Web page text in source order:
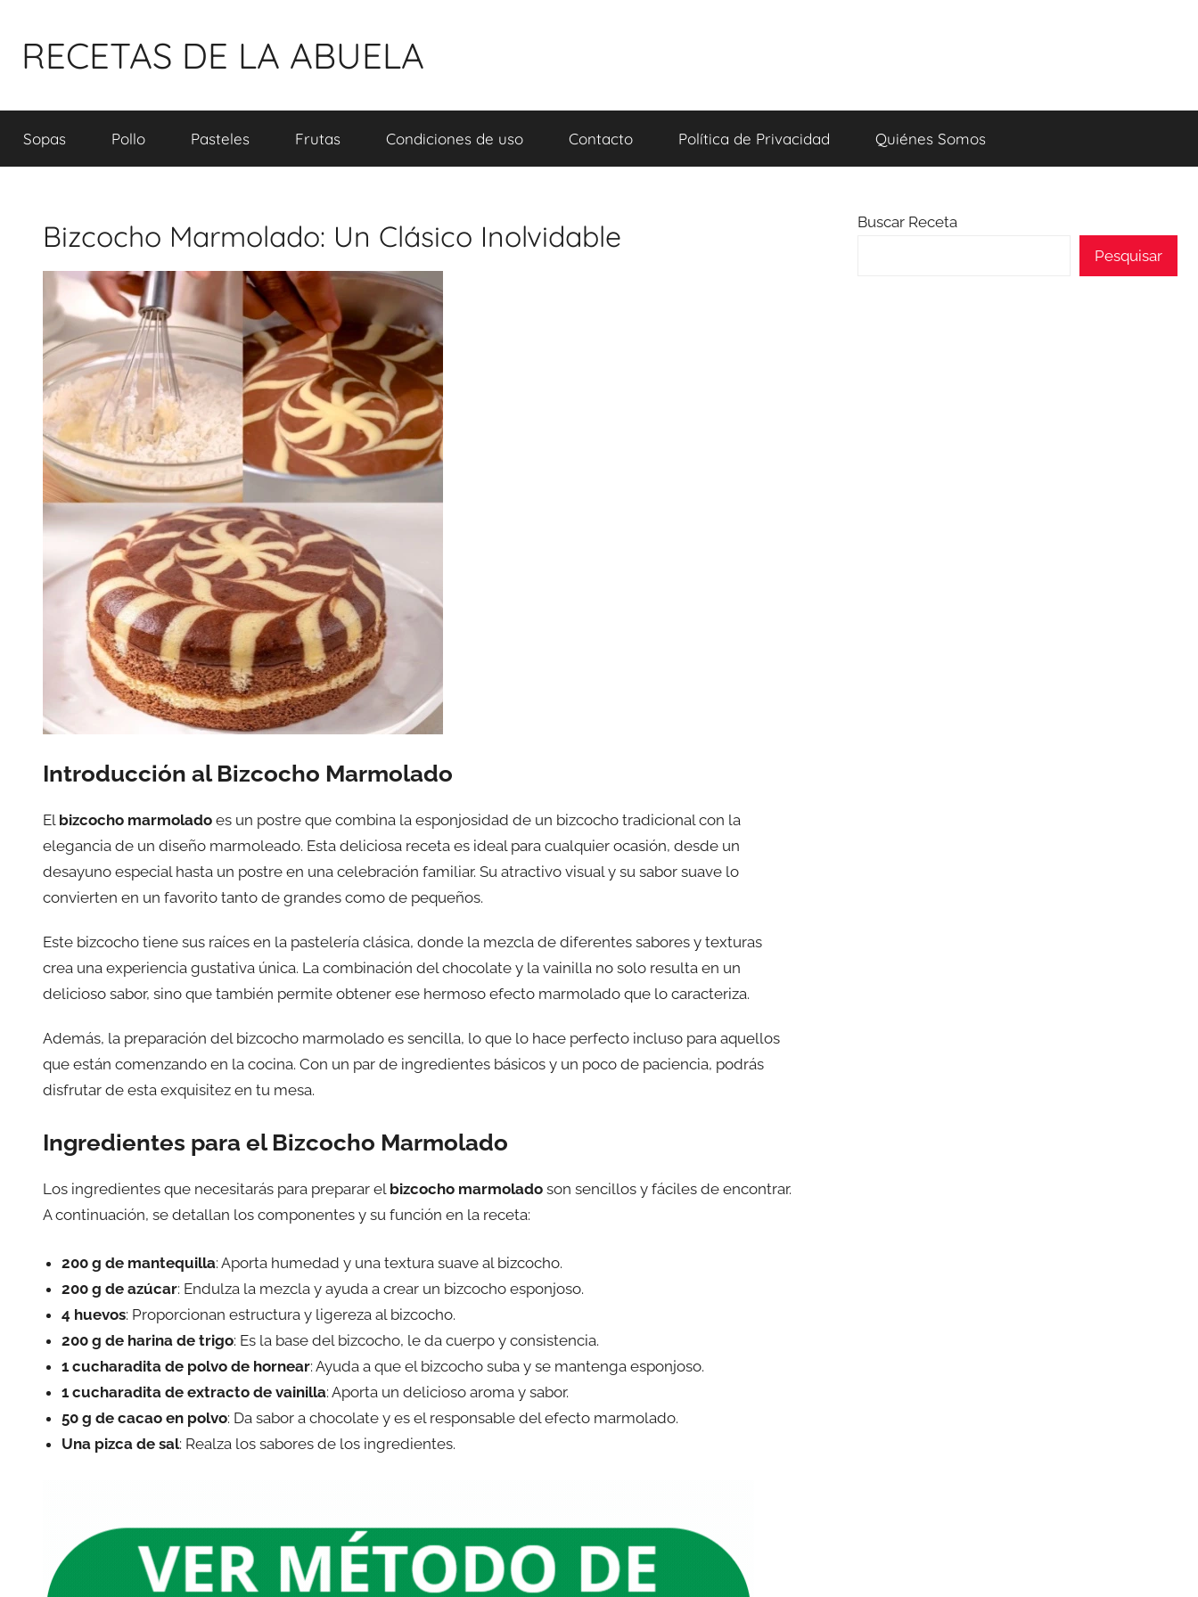
RECETAS DE LA ABUELA
Sopas Pollo Pasteles Frutas Condiciones de uso Contacto Política de Privacidad Quiénes Somos
Bizcocho Marmolado: Un Clásico Inolvidable
Introducción al Bizcocho Marmolado
El bizcocho marmolado es un postre que combina la esponjosidad de un bizcocho tradicional con la
elegancia de un diseño marmoleado. Esta deliciosa receta es ideal para cualquier ocasión, desde un
desayuno especial hasta un postre en una celebración familiar. Su atractivo visual y su sabor suave lo
convierten en un favorito tanto de grandes como de pequeños.
Este bizcocho tiene sus raíces en la pastelería clásica, donde la mezcla de diferentes sabores y texturas
crea una experiencia gustativa única. La combinación del chocolate y la vainilla no solo resulta en un
delicioso sabor, sino que también permite obtener ese hermoso efecto marmolado que lo caracteriza.
Además, la preparación del bizcocho marmolado es sencilla, lo que lo hace perfecto incluso para aquellos
que están comenzando en la cocina. Con un par de ingredientes básicos y un poco de paciencia, podrás
disfrutar de esta exquisitez en tu mesa.
Ingredientes para el Bizcocho Marmolado
Los ingredientes que necesitarás para preparar el bizcocho marmolado son sencillos y fáciles de encontrar.
A continuación, se detallan los componentes y su función en la receta:
200 g de mantequilla: Aporta humedad y una textura suave al bizcocho.
200 g de azúcar: Endulza la mezcla y ayuda a crear un bizcocho esponjoso.
4 huevos: Proporcionan estructura y ligereza al bizcocho.
200 g de harina de trigo: Es la base del bizcocho, le da cuerpo y consistencia.
1 cucharadita de polvo de hornear: Ayuda a que el bizcocho suba y se mantenga esponjoso.
1 cucharadita de extracto de vainilla: Aporta un delicioso aroma y sabor.
50 g de cacao en polvo: Da sabor a chocolate y es el responsable del efecto marmolado.
Una pizca de sal: Realza los sabores de los ingredientes.
Buscar Receta
Pesquisar